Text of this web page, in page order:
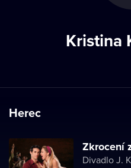
Kristina
Herec
Zkrocení
Divadlo J.